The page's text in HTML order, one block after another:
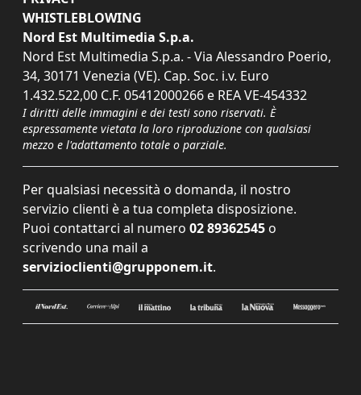
WHISTLEBLOWING
Nord Est Multimedia S.p.a.
Nord Est Multimedia S.p.a. - Via Alessandro Poerio,
34, 30171 Venezia (VE). Cap. Soc. i.v. Euro
1.432.522,00 C.F. 05412000266 e REA VE-454332
I diritti delle immagini e dei testi sono riservati. È
espressamente vietata la loro riproduzione con qualsiasi
mezzo e l'adattamento totale o parziale.
Per qualsiasi necessità o domanda, il nostro
servizio clienti è a tua completa disposizione.
Puoi contattarci al numero 02 89362545 o
scrivendo una mail a
servizioclienti@grupponem.it.